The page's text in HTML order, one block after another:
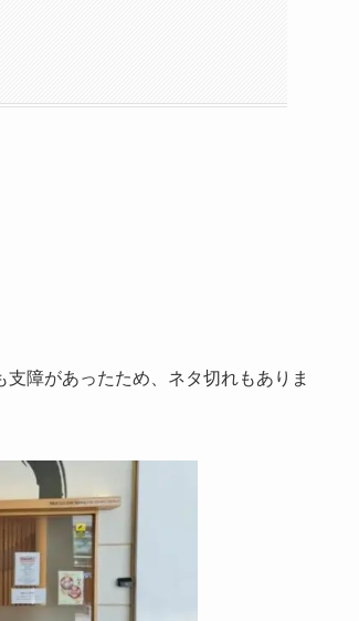
障があったため、ネタ切れもありま